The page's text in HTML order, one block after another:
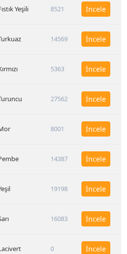
Yeşili 8521 İncele
14569 İncele
5363 İncele
27562 İncele
8001 İncele
14387 İncele
19198 İncele
16083 İncele
0 İncele